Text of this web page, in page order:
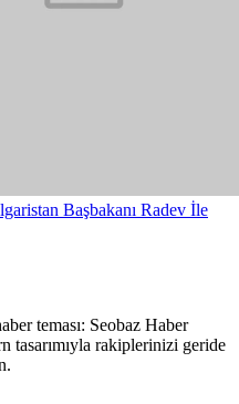
Başbakanı Radev İle
teması: Seobaz Haber
tasarımıyla rakiplerinizi geride